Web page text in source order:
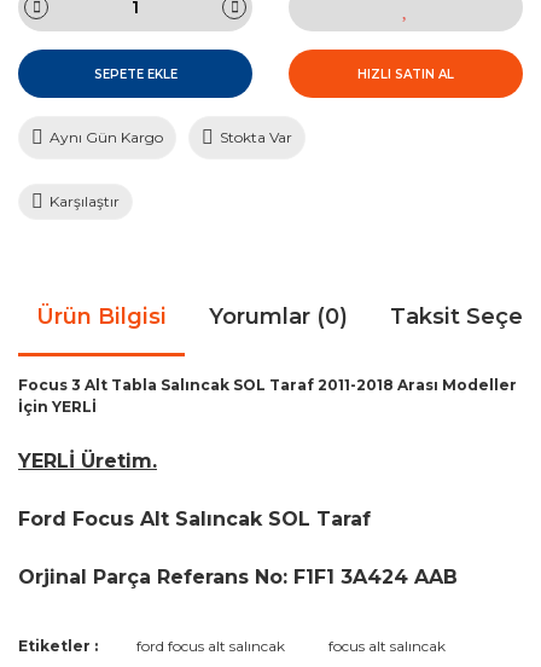
SEPETE EKLE HIZLI SATIN AL
Aynı Gün Kargo Stokta Var
Karşılaştır
Ürün Bilgisi Yorumlar (0) Taksit
Focus 3 Alt Tabla Salıncak SOL Taraf 2011-2018 Arası Modeller
İçin YERLİ
YERLİ Üretim.
Ford Focus Alt Salıncak SOL Taraf
Orjinal Parça Referans No: F1F1 3A424 AAB
Bu ürünün fiyat bilgisi, resim, ürün açıklamalarında ve diğer
Etiketler : ford focus alt salıncak
focus alt salıncak